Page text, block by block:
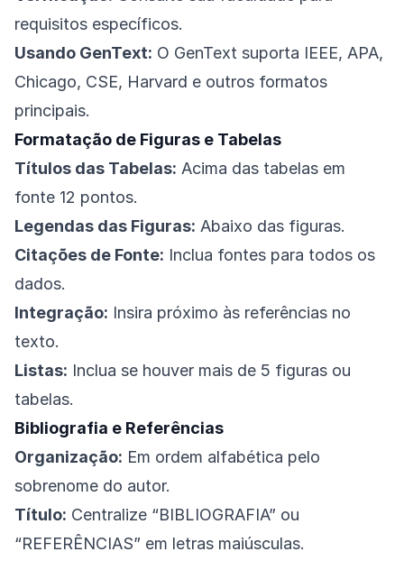
requisitos específicos.
Usando GenText: O GenText suporta IEEE, APA,
Chicago, CSE, Harvard e outros formatos
principais.
Formatação de Figuras e Tabelas
Títulos das Tabelas: Acima das tabelas em
fonte 12 pontos.
Legendas das Figuras: Abaixo das figuras.
Citações de Fonte: Inclua fontes para todos os
dados.
Integração: Insira próximo às referências no
texto.
Listas: Inclua se houver mais de 5 figuras ou
tabelas.
Bibliografia e Referências
Organização: Em ordem alfabética pelo
sobrenome do autor.
Título: Centralize “BIBLIOGRAFIA” ou
“REFERÊNCIAS” em letras maiúsculas.